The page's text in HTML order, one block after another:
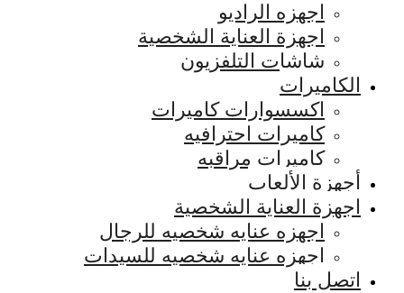
اجهزه الراديو
اجهزة العناية الشخصية
شاشات التلفزيون
الكاميرات
اكسسوارات كاميرات
كاميرات احترافيه
كاميرات مراقبه
أجهزة الألعاب
اجهزة العناية الشخصية
اجهزه عنايه شخصيه للرجال
اجهزه عنايه شخصيه للسيدات
اتصل بنا